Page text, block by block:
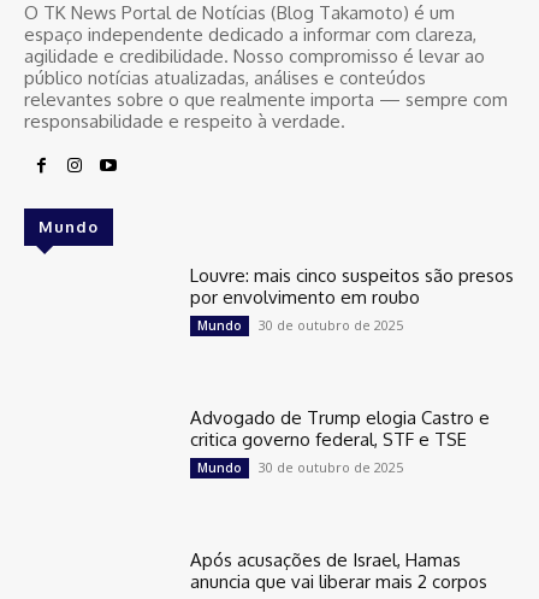
O TK News Portal de Notícias (Blog Takamoto) é um
espaço independente dedicado a informar com clareza,
agilidade e credibilidade. Nosso compromisso é levar ao
público notícias atualizadas, análises e conteúdos
relevantes sobre o que realmente importa — sempre com
responsabilidade e respeito à verdade.
Mundo
Louvre: mais cinco suspeitos são presos
por envolvimento em roubo
Mundo 30 de outubro de 2025
Advogado de Trump elogia Castro e
critica governo federal, STF e TSE
Mundo 30 de outubro de 2025
Após acusações de Israel, Hamas
anuncia que vai liberar mais 2 corpos